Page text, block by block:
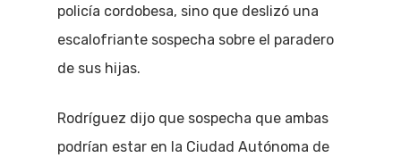
policía cordobesa, sino que deslizó una
escalofriante sospecha sobre el paradero
de sus hijas.
Rodríguez dijo que sospecha que ambas
podrían estar en la Ciudad Autónoma de